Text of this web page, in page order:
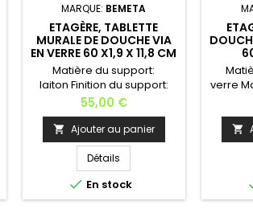
MARQUE: BEMETA
ETAGÈRE, TABLETTE
MURALE DE DOUCHE VIA
EN VERRE 60 X1,9 X 11,8 CM
Matière du support:
laiton Finition du support:
chromé Matière de
l'étagère: verre
securit Dimensions: 60 x1,9 x
11,8 cm Largeur: 60
cm Hauteur: 1,9
cm Profondeur: 11,8
cm Poids: 1,5 kg Installation
murale - Kit de fixation
Prix
55,00 €
 Ajouter au panier
Détails
 En stock
verre
cm
5,5
cm
fourni.
,
